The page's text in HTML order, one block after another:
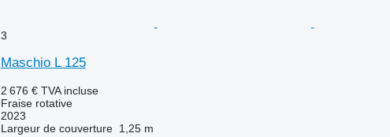
3
Maschio L 125
2 676 € TVA incluse
Fraise rotative
2023
Largeur de couverture 1,25 m